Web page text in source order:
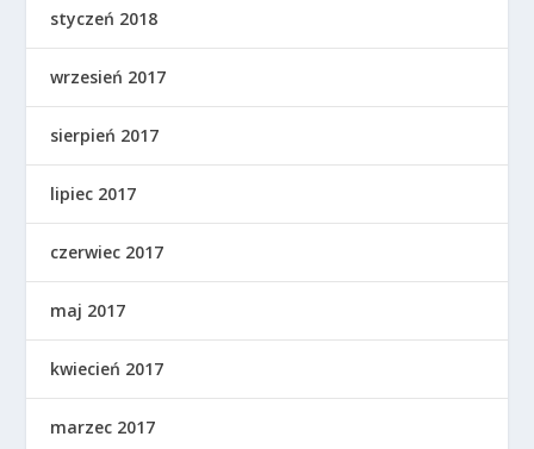
styczeń 2018
wrzesień 2017
sierpień 2017
lipiec 2017
czerwiec 2017
maj 2017
kwiecień 2017
marzec 2017